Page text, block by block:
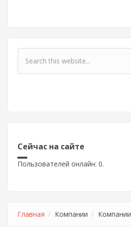
Форма поиска
Сейчас на сайте
Пользователей онлайн: 0.
Главная Компании Компании